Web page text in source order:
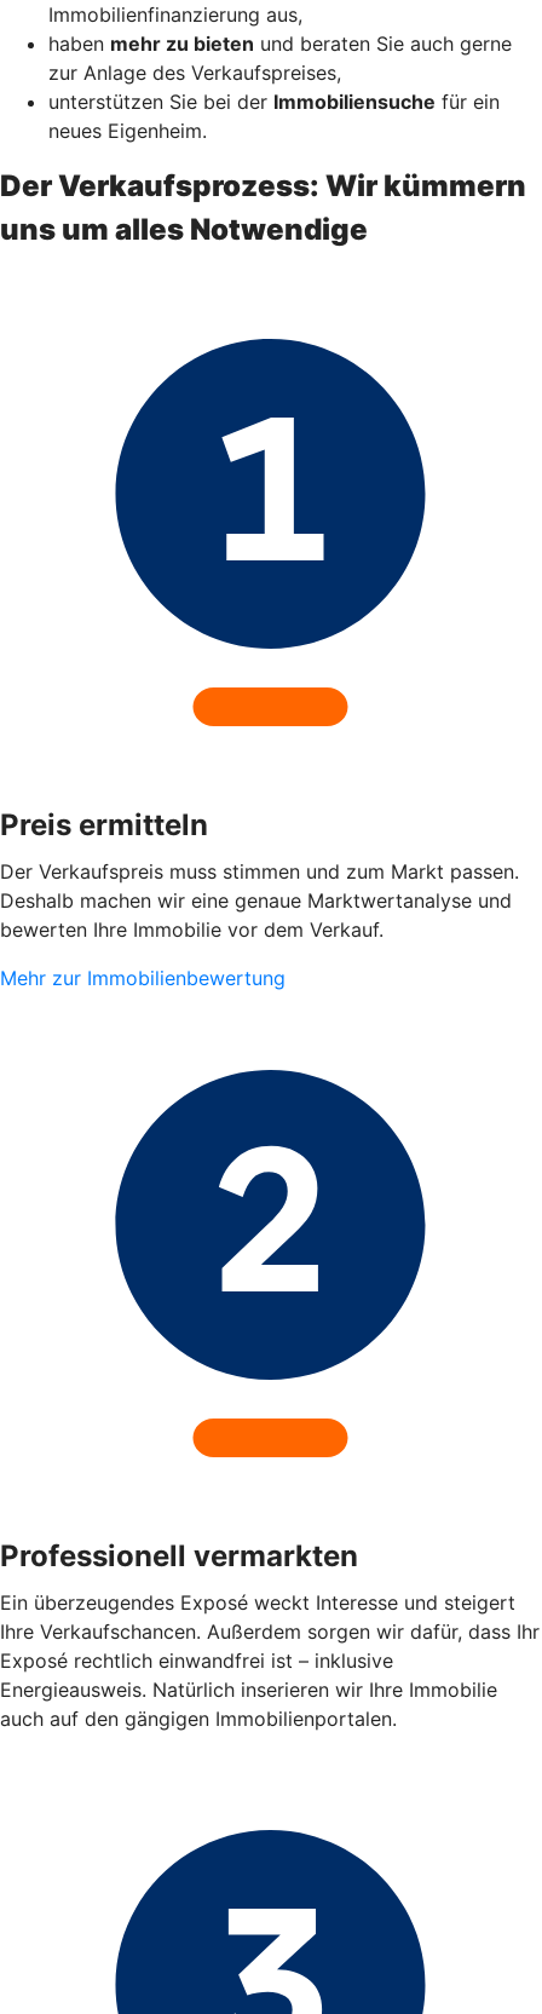
Immobilienfinanzierung aus,
haben mehr zu bieten und beraten Sie auch gerne
zur Anlage des Verkaufspreises,
unterstützen Sie bei der Immobiliensuche für ein
neues Eigenheim.
Der Verkaufsprozess: Wir kümmern
uns um alles Notwendige
Preis ermitteln
Der Verkaufspreis muss stimmen und zum Markt passen.
Deshalb machen wir eine genaue Marktwertanalyse und
bewerten Ihre Immobilie vor dem Verkauf.
Mehr zur Immobilienbewertung
Professionell vermarkten
Ein überzeugendes Exposé weckt Interesse und steigert
Ihre Verkaufschancen. Außerdem sorgen wir dafür, dass Ihr
Exposé rechtlich einwandfrei ist – inklusive
Energieausweis. Natürlich inserieren wir Ihre Immobilie
auch auf den gängigen Immobilienportalen.